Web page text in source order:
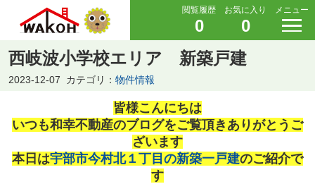
閲覧履歴
0
お気に入り
0
メニュー
西岐波小学校エリア 新築戸建
2023-12-07 カテゴリ： 物件情報
皆様こんにちは
いつも和幸不動産のブログをご覧頂きありがとうご
ざいます
本日は宇部市今村北１丁目の新築一戸建のご紹介で
す